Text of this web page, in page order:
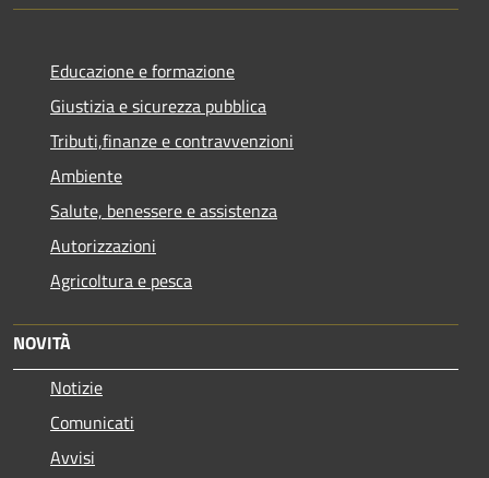
Educazione e formazione
Giustizia e sicurezza pubblica
Tributi,finanze e contravvenzioni
Ambiente
Salute, benessere e assistenza
Autorizzazioni
Agricoltura e pesca
NOVITÀ
Notizie
Comunicati
Avvisi